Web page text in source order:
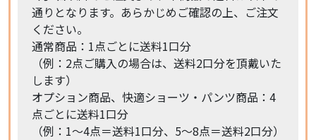
通りとなります。あらかじめご確認の上、ご注文
ください。
通常商品：1点ごとに送料1口分
（例：2点ご購入の場合は、送料2口分を頂戴いた
します）
オプション商品、快適ショーツ・パンツ商品：4
点ごとに送料1口分
（例：1〜4点＝送料1口分、5〜8点＝送料2口分）